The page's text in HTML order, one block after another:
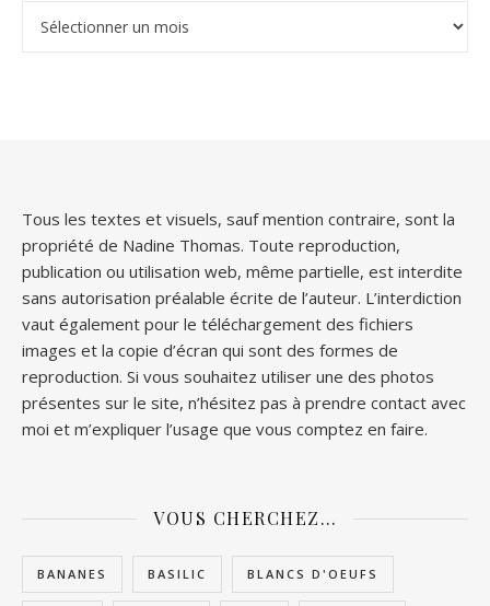
Tous les textes et visuels, sauf mention contraire, sont la
propriété de Nadine Thomas. Toute reproduction,
publication ou utilisation web, même partielle, est interdite
sans autorisation préalable écrite de l’auteur. L’interdiction
vaut également pour le téléchargement des fichiers
images et la copie d’écran qui sont des formes de
reproduction. Si vous souhaitez utiliser une des photos
présentes sur le site, n’hésitez pas à prendre contact avec
moi et m’expliquer l’usage que vous comptez en faire.
VOUS CHERCHEZ…
BANANES BASILIC BLANCS D'OEUFS